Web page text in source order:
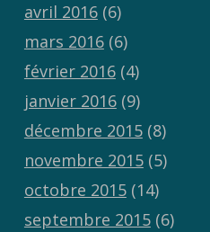
avril 2016(6)
mars 2016(6)
février 2016(4)
janvier 2016(9)
décembre 2015(8)
novembre 2015(5)
octobre 2015(14)
septembre 2015(6)